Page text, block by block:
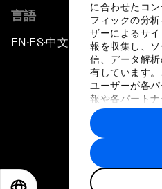
に合わせたコ
フィックの分
ザーによるサ
報を収集し、
信、データ解
有しています。
ユーザーが各
報や各パート
に収集された
トナーによって
す。
言語
EN ▪ ES▪中文▪ 日本語
プライバシーポ
サイト